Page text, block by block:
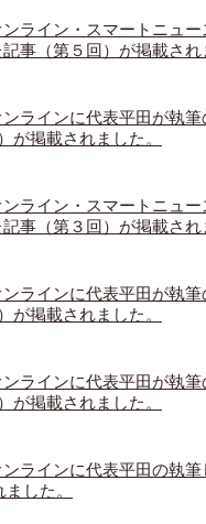
ライン・スマートニュ
事（第５回）が掲載され
ラインに代表平田が執筆
が掲載されました。
ライン・スマートニュ
事（第３回）が掲載され
ラインに代表平田が執筆
が掲載されました。
ラインに代表平田が執筆
が掲載されました。
ラインに代表平田の執
した。